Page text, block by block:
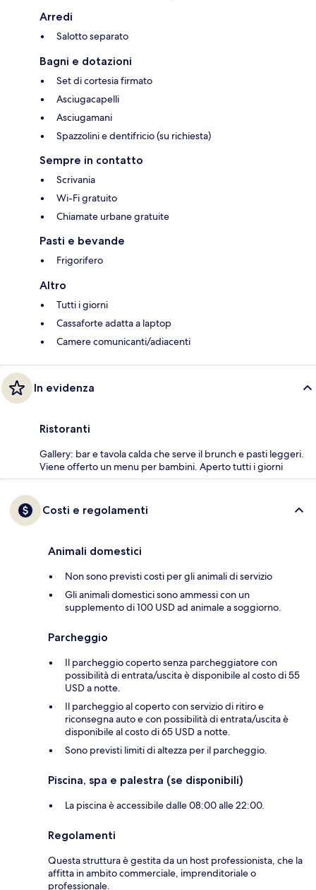
Arredi
Salotto separato
Bagni e dotazioni
Set di cortesia firmato
Asciugacapelli
Asciugamani
Spazzolini e dentifricio (su richiesta)
Sempre in contatto
Scrivania
Wi-Fi gratuito
Chiamate urbane gratuite
Pasti e bevande
Frigorifero
Altro
Tutti i giorni
Cassaforte adatta a laptop
Camere comunicanti/adiacenti
In evidenza
Ristoranti
Gallery: bar e tavola calda che serve il brunch e pasti leggeri.
Viene offerto un menu per bambini. Aperto tutti i giorni
Costi e regolamenti
Animali domestici
Non sono previsti costi per gli animali di servizio
Gli animali domestici sono ammessi con un
supplemento di 100 USD ad animale a soggiorno.
Parcheggio
Il parcheggio coperto senza parcheggiatore con
possibilità di entrata/uscita è disponibile al costo di 55
USD a notte.
Il parcheggio al coperto con servizio di ritiro e
riconsegna auto e con possibilità di entrata/uscita è
disponibile al costo di 65 USD a notte.
Sono previsti limiti di altezza per il parcheggio.
Piscina, spa e palestra (se disponibili)
La piscina è accessibile dalle 08:00 alle 22:00.
Regolamenti
Questa struttura è gestita da un host professionista, che la
affitta in ambito commerciale, imprenditoriale o
professionale.